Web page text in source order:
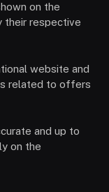
on the
their respective
website and
related to offers
and up to
on the